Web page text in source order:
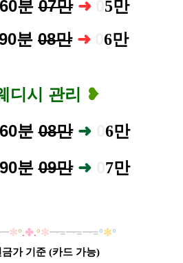
60분 07만 ➜ 5만
분 08만 ➜ 6만
디시 관리
❥
60분 08만 ➜ 6만
90분 09만 ➜ 7만
✼°.✤.°✼━≡━≡━≡°✼°
가 기준 (카드 가능)